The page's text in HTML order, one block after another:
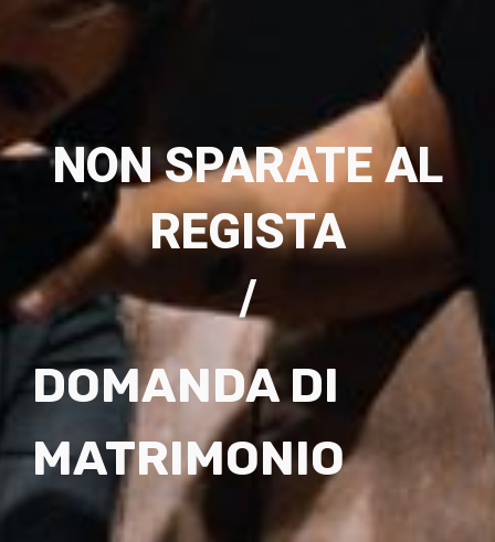
NON SPARATE AL
REGISTA
/
DOMANDA DI
MATRIMONIO